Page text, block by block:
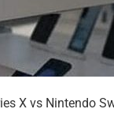
X vs Nintendo